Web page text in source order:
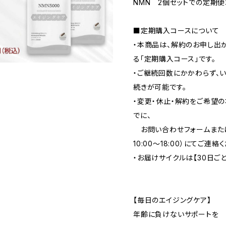
NMN 2個セットでの定期便
■定期購入コースについて
・本商品は、解約のお申し
る「定期購入コース」です。
・ご継続回数にかかわらず、
続きが可能です。
・変更・休止・解約をご希
でに、
お問い合わせフォームま
10:00～18:00）にてご連絡く
・お届けサイクルは【30日ごと
【毎日のエイジングケア】
年齢に負けないサポートを